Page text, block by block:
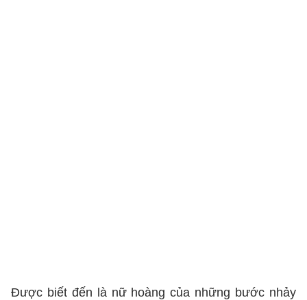
Được biết đến là nữ hoàng của những bước nhảy